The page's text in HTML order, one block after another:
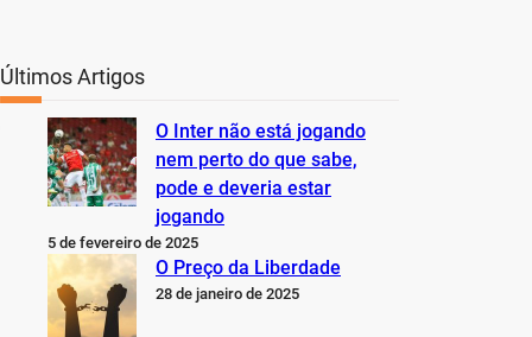
Últimos Artigos
O Inter não está jogando
nem perto do que sabe,
pode e deveria estar
jogando
5 de fevereiro de 2025
O Preço da Liberdade
28 de janeiro de 2025